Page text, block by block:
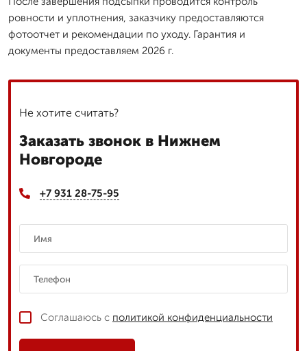
ровности и уплотнения, заказчику предоставляются
фотоотчет и рекомендации по уходу. Гарантия и
документы предоставляем 2026 г.
Не хотите считать?
Заказать звонок в Нижнем
Новгороде
+7 931 28-75-95
Соглашаюсь с политикой конфиденциальности